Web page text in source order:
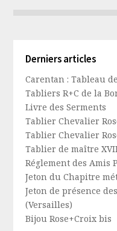
Derniers articles
Carentan : Tableau
Tabliers R+C de la
Livre des Serments
Tablier Chevalier
Tablier Chevalier
Tablier de maître
Réglement des Amis
Jeton du Chapitre
Jeton de présence
(Versailles)
Bijou Rose+Croix bis